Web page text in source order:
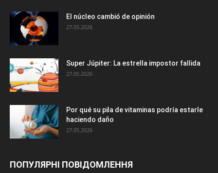
El núcleo cambió de opinión
27.05.2026
Super Júpiter: La estrella impostor fallida
27.05.2026
Por qué su pila de vitaminas podría estarle
haciendo daño
27.05.2026
ПОПУЛЯРНІ ПОВІДОМЛЕННЯ